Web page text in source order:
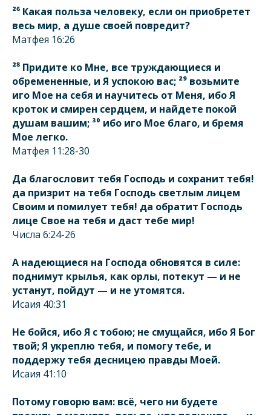
²⁶ Какая польза человеку, если он приобретет
весь мир, а душе своей повредит?
Матфея 16:26
²⁸ Придите ко Мне, все труждающиеся и
обремененные, и Я успокою вас; ²⁹ возьмите
иго Мое на себя и научитесь от Меня, ибо Я
кроток и смирен сердцем, и найдете покой
душам вашим; ³⁰ ибо иго Мое благо, и бремя
Мое легко.
Матфея 11:28-30
Да благословит тебя Господь и сохранит тебя!
да призрит на тебя Господь светлым лицем
Своим и помилует тебя! да обратит Господь
лице Свое на тебя и даст тебе мир!
Числа 6:24-26
А надеющиеся на Господа обновятся в силе:
поднимут крылья, как орлы, потекут — и не
устанут, пойдут — и не утомятся.
Исаия 40:31
Не бойся, ибо Я с тобою; не смущайся, ибо Я Бог
твой; Я укреплю тебя, и помогу тебе, и
поддержу тебя десницею правды Моей.
Исаия 41:10
Потому говорю вам: всё, чего ни будете